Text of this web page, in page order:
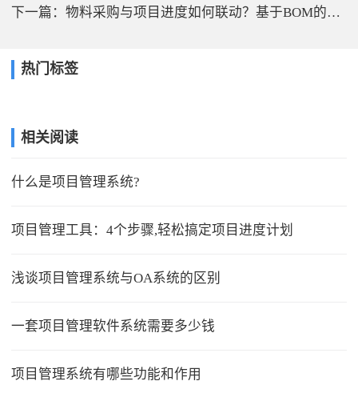
下一篇：物料采购与项目进度如何联动？基于BOM的预算与执行监控
热门标签
相关阅读
什么是项目管理系统?
项目管理工具：4个步骤,轻松搞定项目进度计划
浅谈项目管理系统与OA系统的区别
一套项目管理软件系统需要多少钱
项目管理系统有哪些功能和作用